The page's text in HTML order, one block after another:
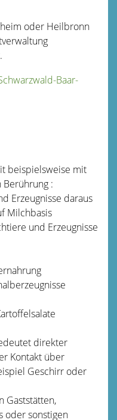
oder Heilbronn
Baar-
beispielsweise mit
:
Erzeugnisse daraus
Milchbasis
und Erzeugnisse
direkter
Kontakt über
Geschirr oder
Gaststätten,
oder sonstigen